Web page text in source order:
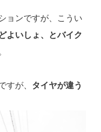
ョンですが、こうい
よいしょ、とバイク
すが、 タイヤが違う